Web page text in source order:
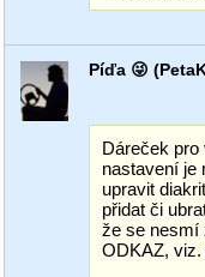
Píďa 😜
Dáreček pro
nastavení je
upravit
přidat či
že se nesmí
ODKAZ, viz.